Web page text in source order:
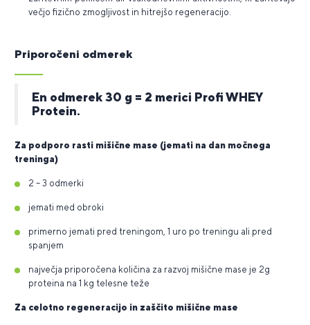
večjo fizično zmogljivost in hitrejšo regeneracijo.
Priporočeni odmerek
En odmerek 30 g = 2 merici Profi WHEY
Protein.
Za podporo rasti mišične mase (jemati na dan močnega
treninga)
2 – 3 odmerki
jemati med obroki
primerno jemati pred treningom, 1 uro po treningu ali pred
spanjem
največja priporočena količina za razvoj mišične mase je 2g
proteina na 1 kg telesne teže
Za celotno regeneracijo in zaščito mišične mase